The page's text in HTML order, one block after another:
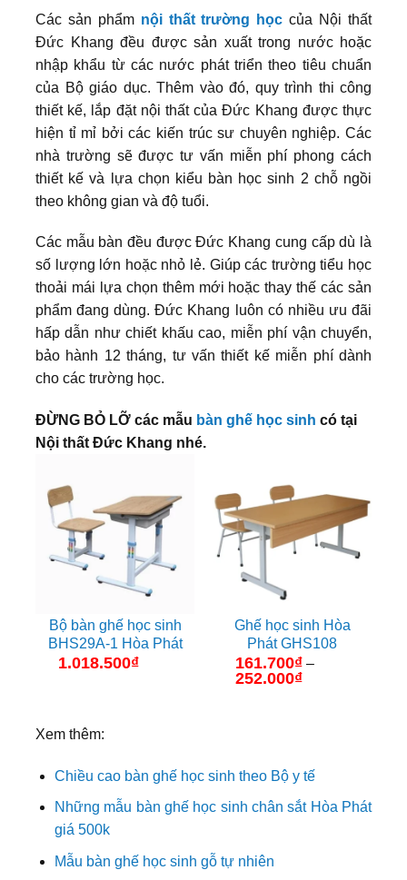
Các sản phẩm nội thất trường học của Nội thất
Đức Khang đều được sản xuất trong nước hoặc
nhập khẩu từ các nước phát triển theo tiêu chuẩn
của Bộ giáo dục. Thêm vào đó, quy trình thi công
thiết kế, lắp đặt nội thất của Đức Khang được thực
hiện tỉ mỉ bởi các kiến trúc sư chuyên nghiệp. Các
nhà trường sẽ được tư vấn miễn phí phong cách
thiết kế và lựa chọn kiểu bàn học sinh 2 chỗ ngồi
theo không gian và độ tuổi.
Các mẫu bàn đều được Đức Khang cung cấp dù là
số lượng lớn hoặc nhỏ lẻ. Giúp các trường tiểu học
thoải mái lựa chọn thêm mới hoặc thay thế các sản
phẩm đang dùng. Đức Khang luôn có nhiều ưu đãi
hấp dẫn như chiết khấu cao, miễn phí vận chuyển,
bảo hành 12 tháng, tư vấn thiết kế miễn phí dành
cho các trường học.
ĐỪNG BỎ LỠ các mẫu bàn ghế học sinh có tại
Nội thất Đức Khang nhé.
Bộ bàn ghế học sinh
BHS29A-1 Hòa Phát
1.018.500₫
Ghế học sinh Hòa
Phát GHS108
161.700₫ –
252.000₫Khoảng
Xem thêm:
Chiều cao bàn ghế học sinh theo Bộ y tế
Những mẫu bàn ghế học sinh chân sắt Hòa Phát
giá 500k
Mẫu bàn ghế học sinh gỗ tự nhiên